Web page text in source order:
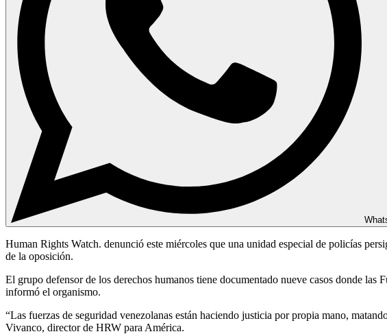
Human Rights Watch. denunció este miércoles que una unidad especial de policías
de la oposición.
El grupo defensor de los derechos humanos tiene documentado nueve casos donde
informó el organismo.
“Las fuerzas de seguridad venezolanas están haciendo justicia por propia mano,
Vivanco, director de HRW para América.